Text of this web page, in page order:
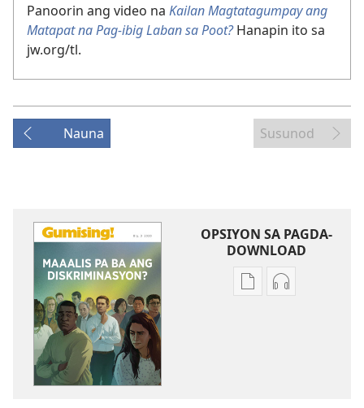
Panoorin ang video na Kailan Magtatagumpay ang
Matapat na Pag-ibig Laban sa Poot?Hanapin ito sa
jw.org/tl.
Nauna Susunod
OPSIYON SA PAGDA-
DOWNLOAD
OpsiyonOpsiyon